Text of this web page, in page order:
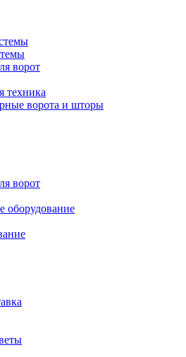
ворот
техника
ворота и шторы
ворот
оборудование